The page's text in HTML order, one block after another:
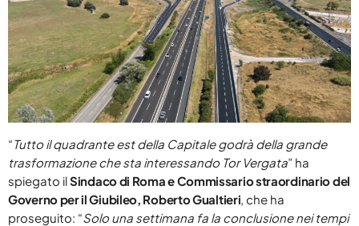
Giugno 2025
Maggio 2025
Aprile 2025
Marzo 2025
Gennaio 2025
Novembre 2024
Settembre 2024
“Tutto il quadrante est della Capitale godrà della grande
trasformazione che sta interessando Tor Vergata” ha
spiegato ilSindaco di Roma e Commissario straordinario del
Governo per il Giubileo, Roberto Gualtieri , che ha
proseguito: “Solo una settimana fa la conclusione nei tempi